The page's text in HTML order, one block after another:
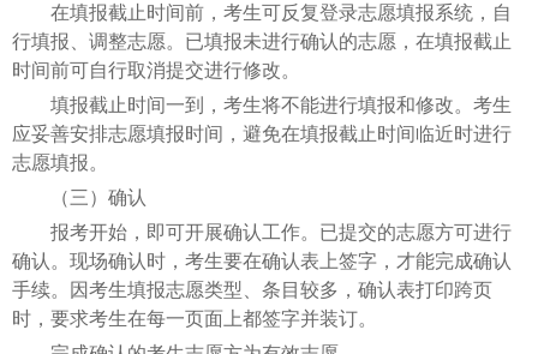
在填报截止时间前，考生可反复登录志愿填报系统，自
行填报、调整志愿。已填报未进行确认的志愿，在填报截止
时间前可自行取消提交进行修改。
填报截止时间一到，考生将不能进行填报和修改。考生
应妥善安排志愿填报时间，避免在填报截止时间临近时进行
志愿填报。
（三）确认
报考开始，即可开展确认工作。已提交的志愿方可进行
确认。现场确认时，考生要在确认表上签字，才能完成确认
手续。因考生填报志愿类型、条目较多，确认表打印跨页
时，要求考生在每一页面上都签字并装订。